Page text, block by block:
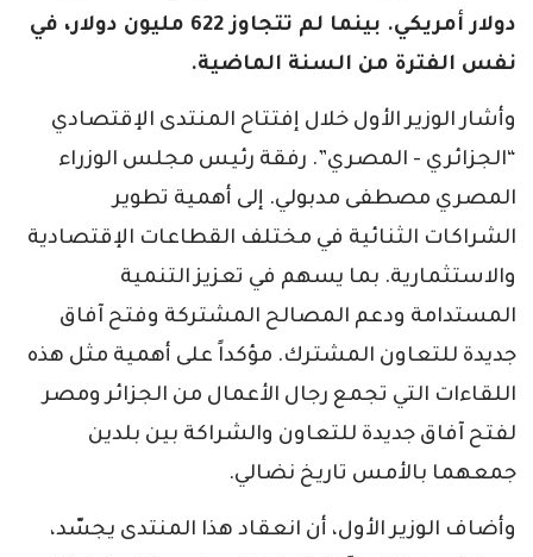
دولار أمريكي. بينما لم تتجاوز 622 مليون دولار، في
نفس الفترة من السنة الماضية.
وأشار الوزير الأول خلال إفتتاح المنتدى الإقتصادي
“الجزائري - المصري”. رفقة رئيس مجلس الوزراء
المصري مصطفى مدبولي. إلى أهمية تطوير
الشراكات الثنائية في مختلف القطاعات الإقتصادية
والاستثمارية. بما يسهم في تعزيز التنمية
المستدامة ودعم المصالح المشتركة وفتح آفاق
جديدة للتعاون المشترك. مؤكداً على أهمية مثل هذه
اللقاءات التي تجمع رجال الأعمال من الجزائر ومصر
لفتح آفاق جديدة للتعاون والشراكة بين بلدين
جمعهما بالأمس تاريخ نضالي.
وأضاف الوزير الأول، أن انعقاد هذا المنتدى يجسّد،